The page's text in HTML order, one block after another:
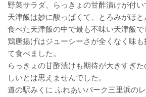
野菜サラダ、らっきょの甘酢漬けが付い
天津飯は妙に酸っぱくて、とろみがほ
食べた天津飯の中で最も不味い天津飯で
鶏唐揚げはジューシーさが全くなく味
て食べました。
らっきょの甘酢漬けも期待が大きすぎ
しいとは思えませんでした。
道の駅みくに ふれあいパーク三里浜の